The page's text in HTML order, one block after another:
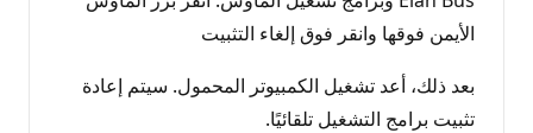
الأيمن فوقها وانقر فوق إلغاء التثبيت
بعد ذلك، أعد تشغيل الكمبيوتر المحمول. سيتم إعادة
تثبيت برامج التشغيل تلقائيًا.